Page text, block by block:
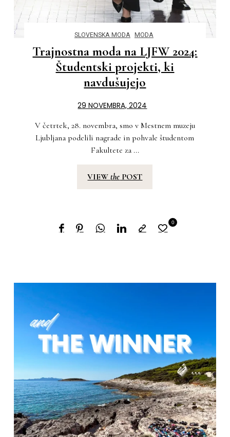
SLOVENSKA MODA MODA
Trajnostna moda na LJFW 2024:
Študentski projekti, ki
navdušujejo
29 NOVEMBRA, 2024
V četrtek, 28. novembra, smo v Mestnem muzeju
Ljubljana podelili nagrade in pohvale študentom
Fakultete za ...
VIEWthe POST
0